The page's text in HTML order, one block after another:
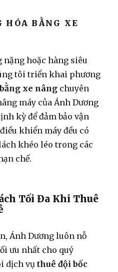
HÓA BẰNG XE
hoặc hàng siêu
tôi triển khai phương
xe nâng chuyên
máy của Ánh Dương
kỳ để đảm bảo vận
khiển máy đều có
khéo léo trong các
chế.
Tối Đa Khi Thuê
Ánh Dương luôn nỗ
ưu nhất cho quý
dịch vụthuê đội bốc